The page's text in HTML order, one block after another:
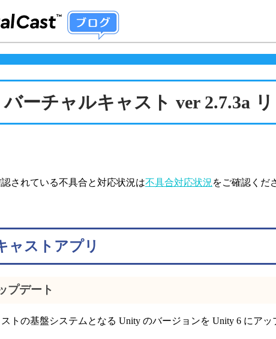
バーチャルキャスト ver 2.7.3a
されている不具合と対応状況は不具合対応状況をご確認くだ
ャストアプリ
プデート
トの基盤システムとなる Unity のバージョンを Unity 6 にアッ